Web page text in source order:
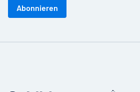
Abonnieren